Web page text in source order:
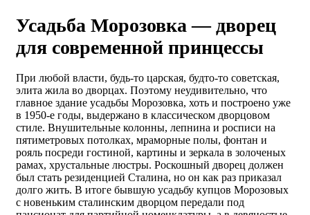
Усадьба Морозовка — дворец
для современной принцессы
При любой власти, будь-то царская, будто-то советская,
элита жила во дворцах. Поэтому неудивительно, что
главное здание усадьбы Морозовка, хоть и построено уже
в 1950-е годы, выдержано в классическом дворцовом
стиле. Внушительные колонны, лепнина и росписи на
пятиметровых потолках, мраморные полы, фонтан и
рояль посреди гостиной, картины и зеркала в золоченых
рамах, хрустальные люстры. Роскошный дворец должен
был стать резиденцией Сталина, но он как раз приказал
долго жить. В итоге бывшую усадьбу купцов Морозовых
с новеньким сталинским дворцом передали под